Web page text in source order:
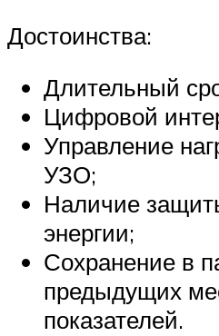
Достоинства:
Длительный
Цифровой
Управление
УЗО;
Наличие
энергии;
Сохранение в
предыдущих
показателей.